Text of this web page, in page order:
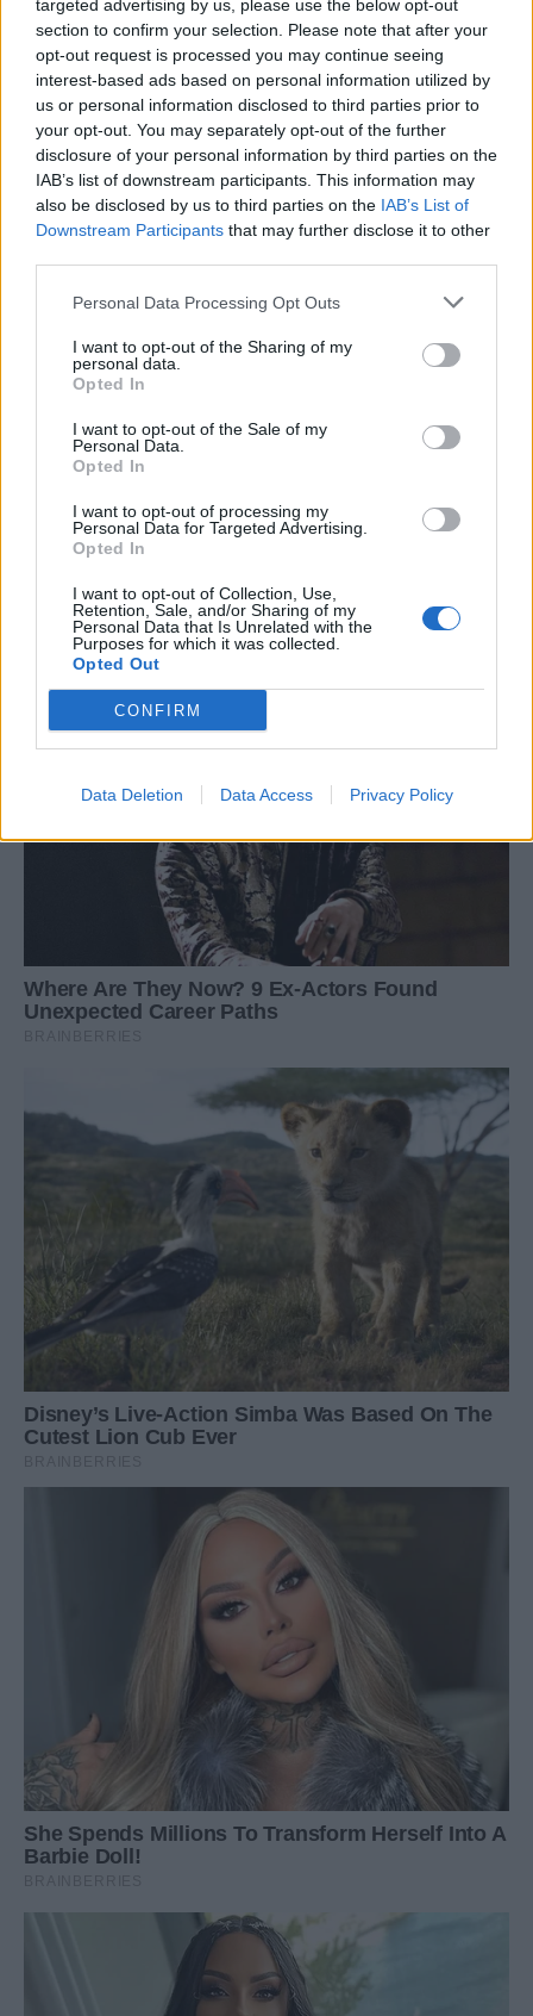
targeted advertising by us, please use the below opt-out
section to confirm your selection. Please note that after your
opt-out request is processed you may continue seeing
interest-based ads based on personal information utilized by
us or personal information disclosed to third parties prior to
your opt-out. You may separately opt-out of the further
disclosure of your personal information by third parties on the
IAB’s list of downstream participants. This information may
also be disclosed by us to third parties on the IAB’s List of
Downstream Participants that may further disclose it to other
Personal Data Processing Opt Outs
I want to opt-out of the Sharing of my
personal data.
Opted In
I want to opt-out of the Sale of my
Personal Data.
Opted In
I want to opt-out of processing my
Personal Data for Targeted Advertising.
Opted In
I want to opt-out of Collection, Use,
Retention, Sale, and/or Sharing of my
Personal Data that Is Unrelated with the
Purposes for which it was collected.
Opted Out
CONFIRM
Data Deletion Data Access Privacy Policy